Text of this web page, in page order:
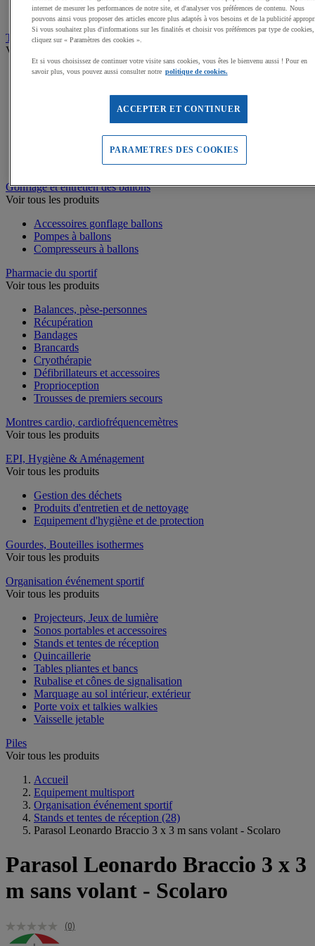
Podiums de sport
Transport et Rangement
Voir tous les produits
Sacs et Filets à ballons
Coffres et malles de rangement
Bacs de rangement
Roll-conteneurs
Armoires de rangement
Rangement Sportif
Gonflage et entretien des ballons
Voir tous les produits
Accessoires gonflage ballons
Pompes à ballons
Compresseurs à ballons
Pharmacie du sportif
Voir tous les produits
Balances, pèse-personnes
Récupération
Bandages
Brancards
Cryothérapie
Défibrillateurs et accessoires
Proprioception
Trousses de premiers secours
Montres cardio, cardiofréquencemètres
Voir tous les produits
EPI, Hygiène & Aménagement
Voir tous les produits
Gestion des déchets
Produits d'entretien et de nettoyage
Equipement d'hygiène et de protection
Gourdes, Bouteilles isothermes
Voir tous les produits
Organisation événement sportif
Voir tous les produits
Projecteurs, Jeux de lumière
Sonos portables et accessoires
Stands et tentes de réception
Quincaillerie
Tables pliantes et bancs
Rubalise et cônes de signalisation
Marquage au sol intérieur, extérieur
Porte voix et talkies walkies
Vaisselle jetable
Piles
Voir tous les produits
Accueil
Equipement multisport
Organisation événement sportif
Stands et tentes de réception (28)
Parasol Leonardo Braccio 3 x 3 m sans volant - Scolaro
Parasol Leonardo Braccio 3 x 3
m sans volant - Scolaro
(0)
internet de mesurer les performances de notre site, et d'analyser vos préférences de contenu. Nous
pouvons ainsi vous proposer des articles encore plus adaptés à vos besoins et de la publicité
Si vous souhaitez plus d'informations sur les finalités et choisir vos préférences par type de cookies,
cliquez sur « Paramètres des cookies ».
Et si vous choisissez de continuer votre visite sans cookies, vous êtes le bienvenu aussi ! Pour en
savoir plus, vous pouvez aussi consulter notre politique de cookies.
ACCEPTER ET CONTINUER
PARAMETRES DES COOKIES